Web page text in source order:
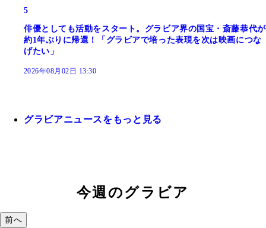
5
俳優としても活動をスタート。グラビア界の国宝・斎藤恭代が
約1年ぶりに帰還！「グラビアで培った表現を次は映画につな
げたい」
2026年08月02日 13:30
グラビアニュースをもっと見る
今週のグラビア
前へ